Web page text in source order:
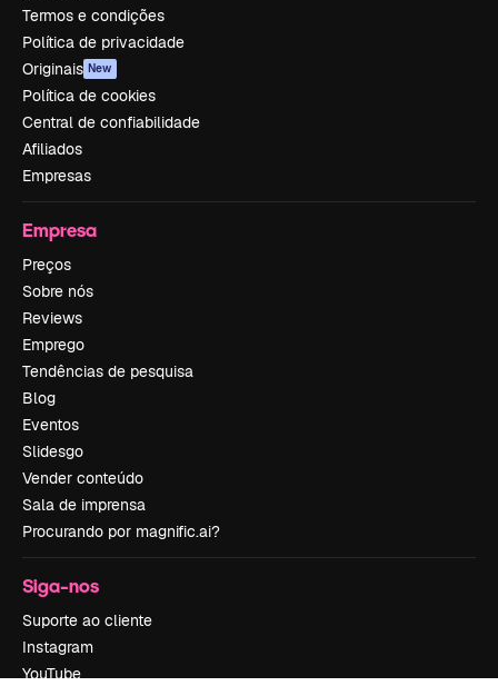
Termos e condições
Política de privacidade
Originais New
Política de cookies
Central de confiabilidade
Afiliados
Empresas
Empresa
Preços
Sobre nós
Reviews
Emprego
Tendências de pesquisa
Blog
Eventos
Slidesgo
Vender conteúdo
Sala de imprensa
Procurando por magnific.ai?
Siga-nos
Suporte ao cliente
Instagram
YouTube